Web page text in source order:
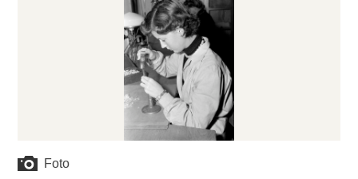
Foto